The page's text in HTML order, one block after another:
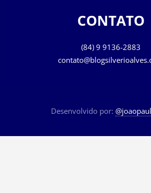
CONTATO
(84) 9 9136-2883
Desenvolvido por: